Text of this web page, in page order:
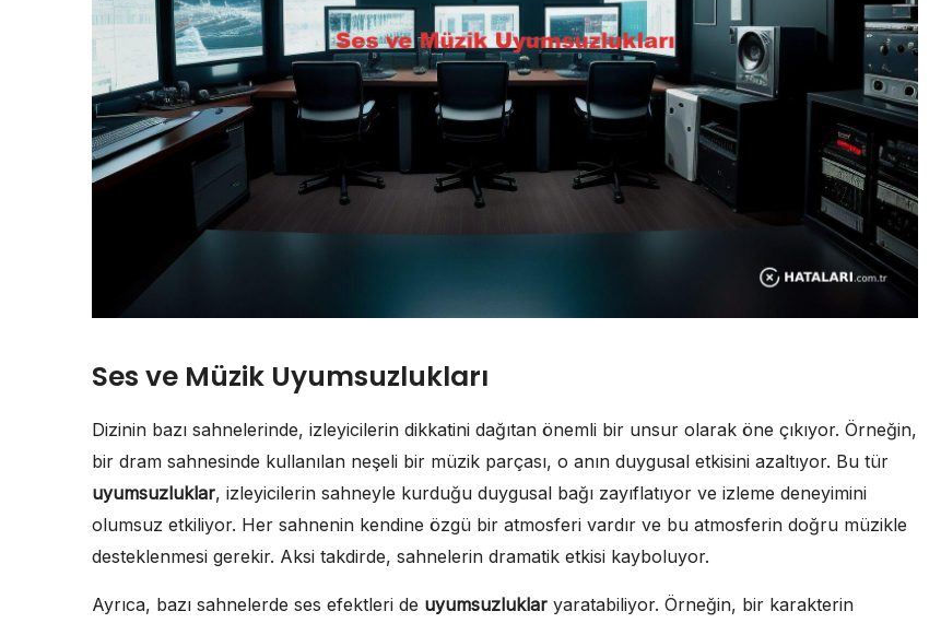
Ses ve Müzik Uyumsuzlukları
Dizinin bazı sahnelerinde, izleyicilerin dikkatini dağıtan önemli bir unsur olarak öne çıkıyor. Örneğin,
bir dram sahnesinde kullanılan neşeli bir müzik parçası, o anın duygusal etkisini azaltıyor. Bu tür
uyumsuzluklar, izleyicilerin sahneyle kurduğu duygusal bağı zayıflatıyor ve izleme deneyimini
olumsuz etkiliyor. Her sahnenin kendine özgü bir atmosferi vardır ve bu atmosferin doğru müzikle
desteklenmesi gerekir. Aksi takdirde, sahnelerin dramatik etkisi kayboluyor.
Ayrıca, bazı sahnelerde ses efektleri de uyumsuzluklar yaratabiliyor. Örneğin, bir karakterin